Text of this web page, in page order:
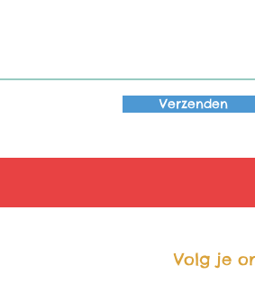
Verzenden
Volg je